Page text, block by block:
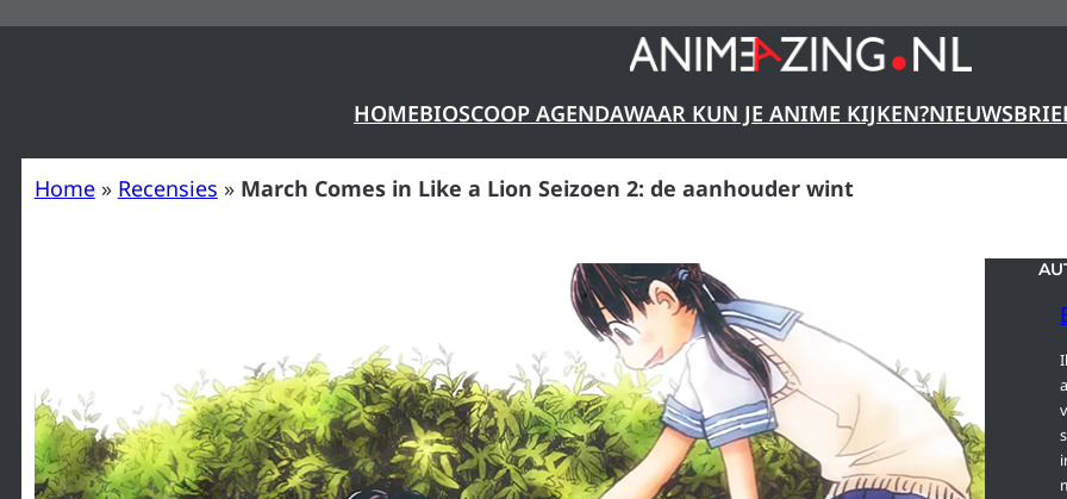
Ga
HOMEBIOSCOOP AGENDAWAAR KUN JE ANIME KIJKEN?
Home» Recensies » March Comes in Like a Lion Seizoen 2: de aanhouder wint